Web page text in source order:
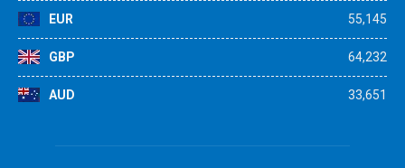
EUR 55,145
GBP 64,232
AUD 33,651